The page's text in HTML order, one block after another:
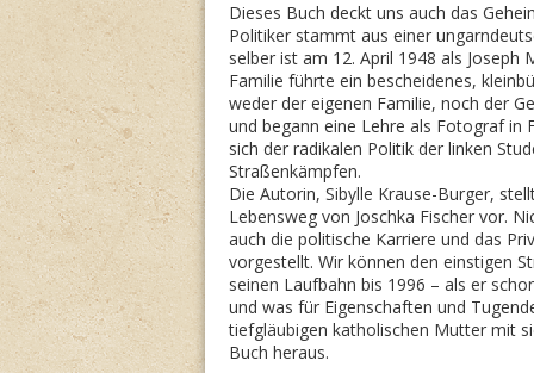
Dieses Buch deckt uns auch das
Politiker stammt aus einer
selber ist am 12. April 1948 als
Familie führte ein bescheidenes,
weder der eigenen Familie, noch der
und begann eine Lehre als Fotograf in
sich der radikalen Politik der linken
Straßenkämpfen.
Die Autorin, Sibylle Krause-Burger,
Lebensweg von Joschka Fischer vor.
auch die politische Karriere und das
vorgestellt. Wir können den einstigen
seinen Laufbahn bis 1996 – als er
und was für Eigenschaften und
tiefgläubigen katholischen Mutter mit
Buch heraus.